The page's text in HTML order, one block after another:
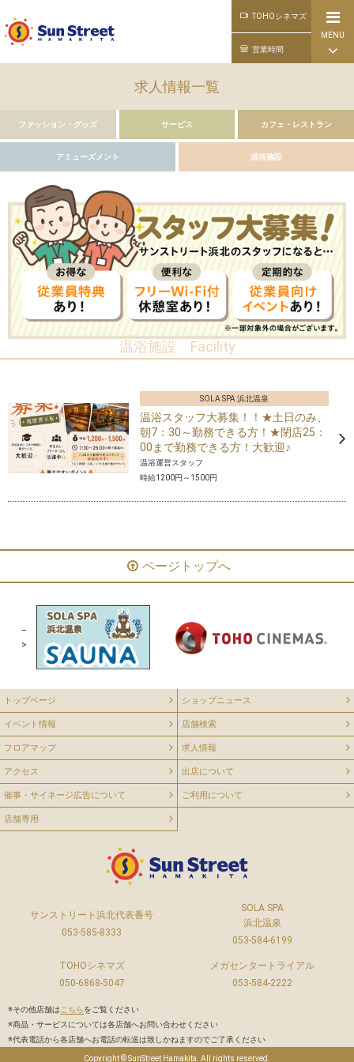
TOHOシネマズ
営業時間
MENU
公式ライン
求人情報一覧
ファッション・グッズ サービス カフェ・レストラン
アミューズメント 温浴施設
温浴施設 Facility
SOLA SPA 浜北温泉
温浴スタッフ大募集！！★土日のみ、
朝7：30～勤務できる方！★閉店25：
00まで勤務できる方！大歓迎♪
温浴運営スタッフ
時給1200円～1500円
ページトップへ
--
>
トップページ ショップニュース
イベント情報 店舗検索
フロアマップ 求人情報
アクセス 出店について
催事・サイネージ広告について ご利用について
店舗専用
サンストリート浜北代表番号
053-585-8333
SOLA SPA
浜北温泉
053-584-6199
TOHOシネマズ
050-6868-5047
メガセンタートライアル
053-584-2222
※その他店舗は こちらをご覧ください
※商品・サービスについては各店舗へお問い合わせください
※代表電話から各店舗へお電話の転送は致しかねますのでご了承ください
Copyright © SunStreet Hamakita. All rights reserved.